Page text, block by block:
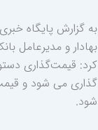
به گزارش پایگاه
بهادار و مدیرعامل
کرد: قیمت‌گذاری
گذاری می شود و قیمت
شود.